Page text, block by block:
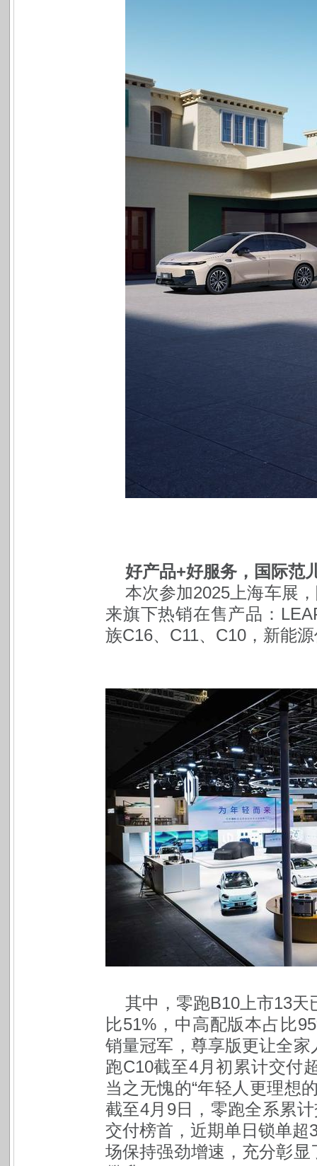
好产品+好服务，国际范
本次参加2025上海车展
来旗下热销在售产品：
族C16、C11、C10，新能
其中，零跑B10上市13
比51%，中高配版本占比
销量冠军，尊享版更让全
跑C10截至4月初累计交付
当之无愧的“年轻人更理想
截至4月9日，零跑全系累
交付榜首，近期单日锁单
场保持强劲增速，充分彰